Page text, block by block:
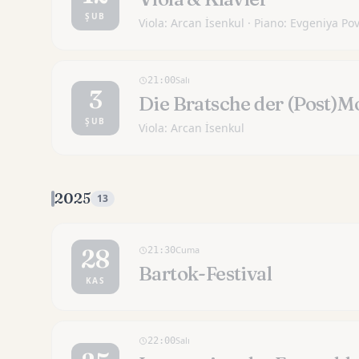
ŞUB Viola: Arcan İsenkul · Piano: Evgeniya
3
ŞUB
21:00Salı
Die Bratsche der
Viola: Arcan İsenkul
2025 13
28
KAS
21:30Cuma
Bar­tok-Fes­ti­val
22:00Salı